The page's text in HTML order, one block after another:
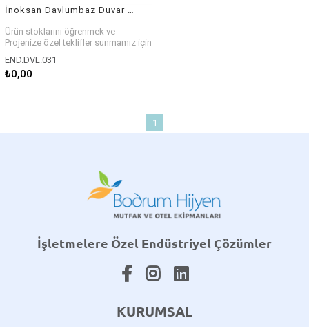
Ürün stoklarını öğrenmek ve
Projenize özel teklifler sunmamız için
END.DVL.031
₺0,00
1
İşletmelere Özel Endüstriyel Çözümler
KURUMSAL